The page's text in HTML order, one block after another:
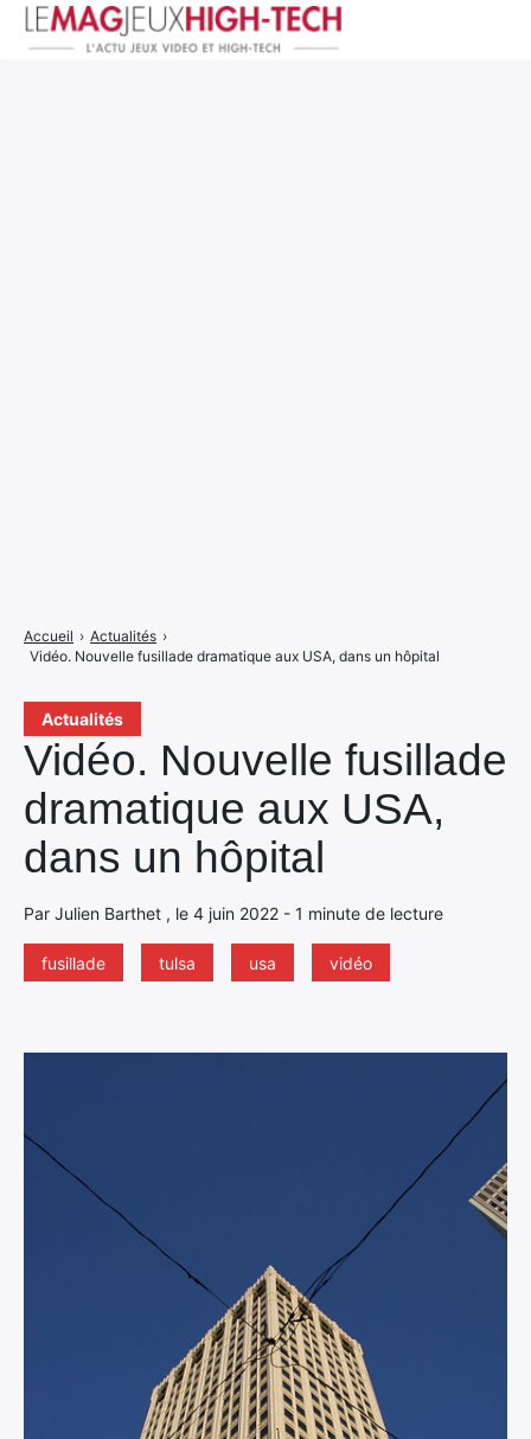
Actualités
Vidéo. Nouvelle fusillade
dramatique aux USA,
dans un hôpital
Par Julien Barthet , le 4 juin 2022 - 1 minute de lecture
fusillade tulsa usa vidéo
Accueil › Actualités ›
Vidéo. Nouvelle fusillade dramatique aux USA, dans un hôpital